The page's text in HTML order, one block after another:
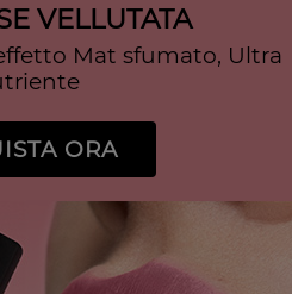
VELLUTATA
Mat sfumato, Ultra
ORA